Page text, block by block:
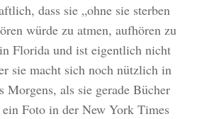
dass sie „ohne sie sterben
würde zu atmen, aufhören zu
Florida und ist eigentlich nicht
sie macht sich noch nützlich in
als sie gerade Bücher
Foto in der New York Times